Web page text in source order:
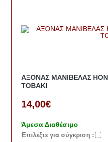
ΑΞΟΝΑΣ ΜΑΝΙΒΕΛΑΣ
TOBAKI
14,00€
Άμεσα Διαθέσιμο
Eπιλέξτε για σύγκριση :